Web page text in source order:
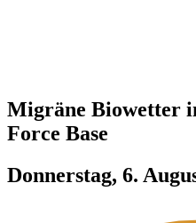
Migräne Biowetter
Force Base
Donnerstag, 6.